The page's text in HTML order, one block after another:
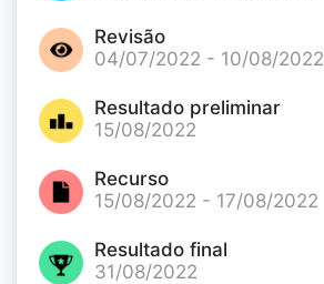
Revisão
04/07/2022 - 10/08/2022
Resultado preliminar
15/08/2022
Recurso
15/08/2022 - 17/08/2022
Resultado final
31/08/2022